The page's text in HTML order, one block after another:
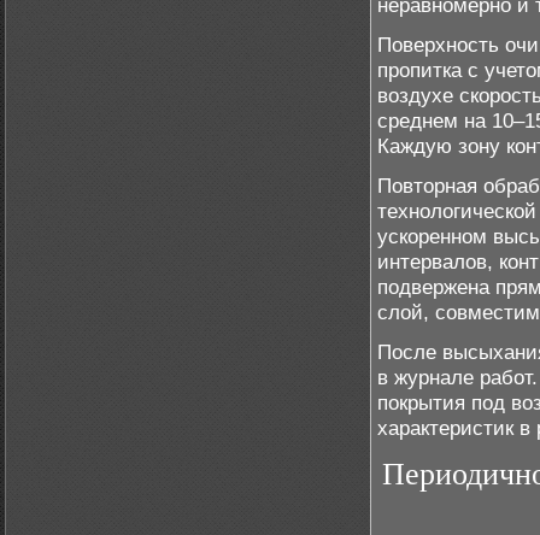
неравномерно и
Поверхность
пропитка с
воздухе
среднем на
Каждую зону
Повторная
ускоренном
интервалов,
подвержена
слой,
После
в журнале
покрытия под
характеристик